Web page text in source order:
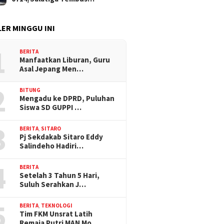
MINGGU INI
BERITA
Manfaatkan Liburan, Guru
Asal Jepang Men…
BITUNG
Mengadu ke DPRD, Puluhan
Siswa SD GUPPI …
BERITA, SITARO
Pj Sekdakab Sitaro Eddy
Salindeho Hadiri…
BERITA
Setelah 3 Tahun 5 Hari,
Suluh Serahkan J…
BERITA, TEKNOLOGI
Tim FKM Unsrat Latih